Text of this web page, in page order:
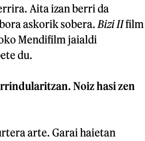
Aita izan berri da
askorik sobera. Bizi IIfilm
Mendifilm jaialdi
du.
Noiz hasi zen
arte. Garai haietan